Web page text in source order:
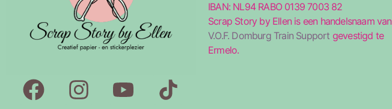
IBAN: NL94 RABO 0139 7003 82
Scrap Story by Ellen is een handelsnaam van
V.O.F. Domburg Train Support gevestigd te
Ermelo.